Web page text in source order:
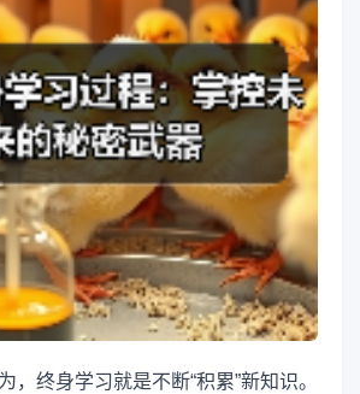
，终身学习就是不断“积累”新知识。